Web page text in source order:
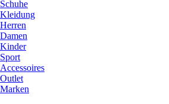
Schuhe
Kleidung
Herren
Damen
Kinder
Sport
Accessoires
Outlet
Marken